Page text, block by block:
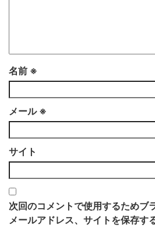
名前 ※
メール ※
サイト
次回のコメントで使用するためブ
メールアドレス、サイトを保存する